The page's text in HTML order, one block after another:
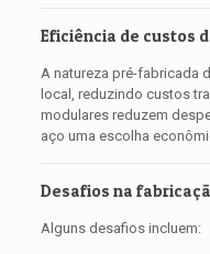
Eficiência de custos
A natureza pré-fabricada
local, reduzindo custos
modulares reduzem
aço uma escolha
Desafios na
Alguns desafios incluem: